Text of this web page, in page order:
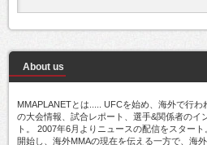
About us
MMAPLANETとは..... UFCを始め、海外で行わ
の大会情報、試合レポート、選手&関係者のイ
ト。 2007年6月よりニュースの配信をスター
開始し、海外MMAの現在を伝える一方で、海